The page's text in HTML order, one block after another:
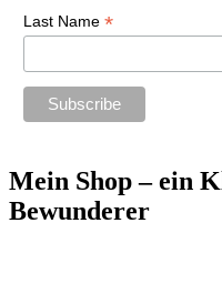
Last Name *
Mein Shop – ein
Bewunderer